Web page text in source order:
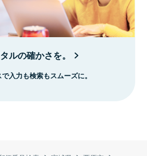
ルの確かさを。
入力も検索もスムーズに。